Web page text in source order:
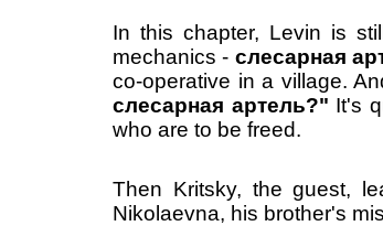
In this chapter, Levin is
mechanics - слесарная
co-operative in a village.
слесарная артель?" It's
who are to be freed.
Then Kritsky, the guest,
Nikolaevna, his brother's